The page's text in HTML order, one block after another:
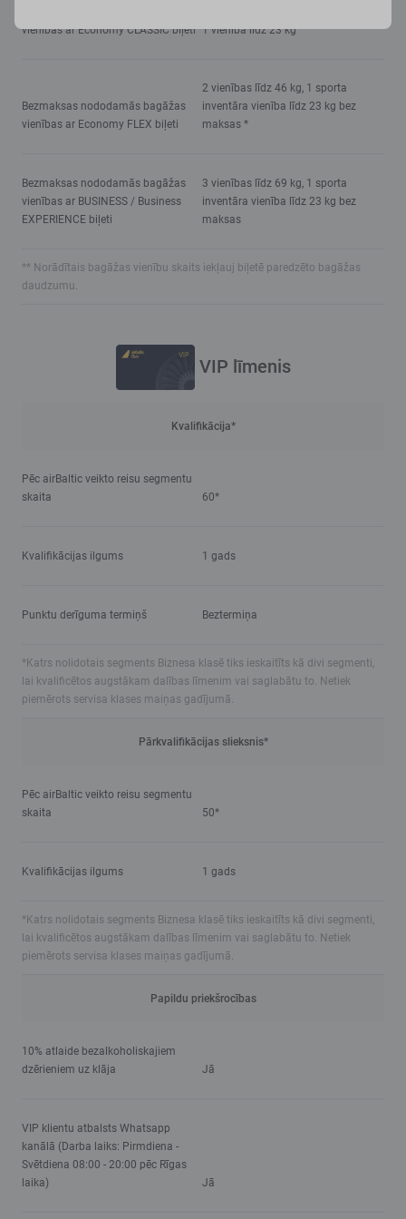
vienības ar Economy CLASSIC biļeti 1 vienība līdz 23 kg
Bezmaksas nododamās bagāžas
vienības ar Economy FLEX biļeti
2 vienības līdz 46 kg, 1 sporta
inventāra vienība līdz 23 kg bez
maksas *
Bezmaksas nododamās bagāžas
vienības ar BUSINESS / Business
EXPERIENCE biļeti
3 vienības līdz 69 kg, 1 sporta
inventāra vienība līdz 23 kg bez
maksas
** Norādītais bagāžas vienību skaits iekļauj biļetē paredzēto bagāžas
daudzumu.
VIP līmenis
Kvalifikācija*
Pēc airBaltic veikto reisu segmentu
skaita
60*
Kvalifikācijas ilgums 1 gads
Punktu derīguma termiņš Beztermiņa
*Katrs nolidotais segments Biznesa klasē tiks ieskaitīts kā divi segmenti,
lai kvalificētos augstākam dalības līmenim vai saglabātu to. Netiek
piemērots servisa klases maiņas gadījumā.
Pārkvalifikācijas slieksnis*
Pēc airBaltic veikto reisu segmentu
skaita
50*
Kvalifikācijas ilgums 1 gads
*Katrs nolidotais segments Biznesa klasē tiks ieskaitīts kā divi segmenti,
lai kvalificētos augstākam dalības līmenim vai saglabātu to. Netiek
piemērots servisa klases maiņas gadījumā.
Papildu priekšrocības
10% atlaide bezalkoholiskajiem
dzērieniem uz klāja
Jā
VIP klientu atbalsts Whatsapp
kanālā (Darba laiks: Pirmdiena -
Svētdiena 08:00 - 20:00 pēc Rīgas
laika)
Jā